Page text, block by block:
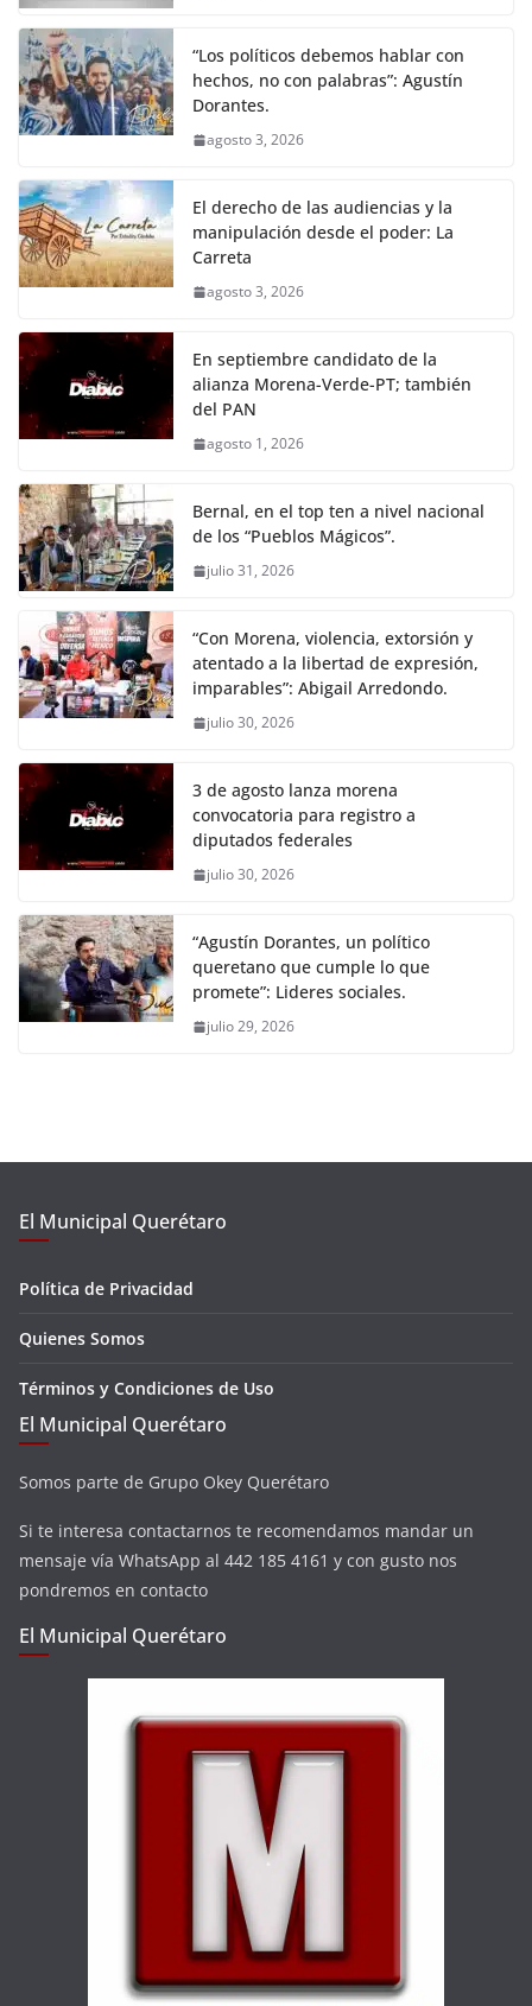
“Los políticos debemos hablar con
hechos, no con palabras”: Agustín
Dorantes.
agosto 3, 2026
El derecho de las audiencias y la
manipulación desde el poder: La
Carreta
agosto 3, 2026
En septiembre candidato de la
alianza Morena-Verde-PT; también
del PAN
agosto 1, 2026
Bernal, en el top ten a nivel nacional
de los “Pueblos Mágicos”.
julio 31, 2026
“Con Morena, violencia, extorsión y
atentado a la libertad de expresión,
imparables”: Abigail Arredondo.
julio 30, 2026
3 de agosto lanza morena
convocatoria para registro a
diputados federales
julio 30, 2026
“Agustín Dorantes, un político
queretano que cumple lo que
promete”: Lideres sociales.
julio 29, 2026
El Municipal Querétaro
Política de Privacidad
Quienes Somos
Términos y Condiciones de Uso
El Municipal Querétaro
Somos parte de Grupo Okey Querétaro
Si te interesa contactarnos te recomendamos mandar un
mensaje vía WhatsApp al 442 185 4161 y con gusto nos
pondremos en contacto
El Municipal Querétaro